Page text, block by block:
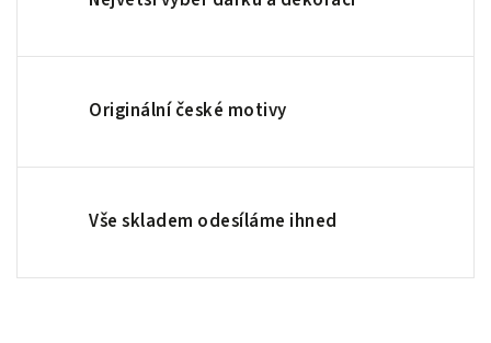
Originální české motivy
Vše skladem odesíláme ihned